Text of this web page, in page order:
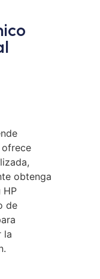
ofrece
obtenga
HP
de
la